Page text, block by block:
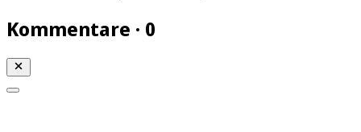
Kommentare · 0